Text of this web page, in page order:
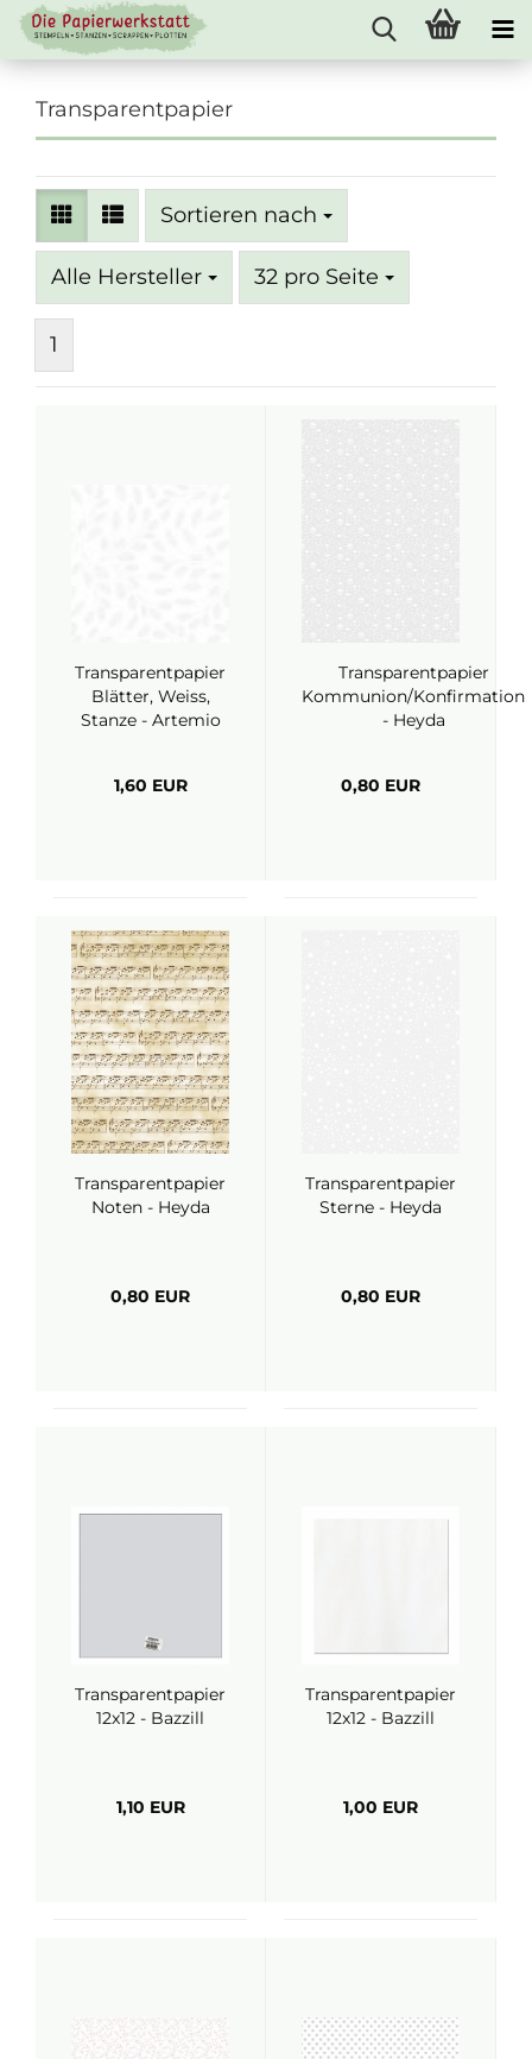
Transparentpapier
Sortieren nach
Sortieren nach
Alle Hersteller 32 pro Seite
pro Seite
1
Transparentpapier
Blätter, Weiss,
Stanze - Artemio
1,60 EUR
Transparentpapier
Kommunion/Konfirmation
- Heyda
0,80 EUR
Transparentpapier
Noten - Heyda
0,80 EUR
Transparentpapier
Sterne - Heyda
0,80 EUR
Transparentpapier
12x12 - Bazzill
1,10 EUR
Transparentpapier
12x12 - Bazzill
1,00 EUR